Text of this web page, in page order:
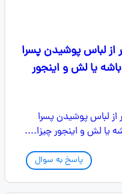
از لباس پوشیدن پسرا
یا لش و اینجور
پاسخ به سوال